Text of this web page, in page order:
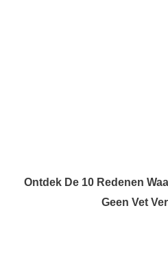
Ontdek De 10 Redenen
Geen Vet